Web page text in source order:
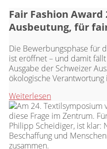
Fair Fashion Award
Ausbeutung, für
Die Bewerbungsphase für
ist eröffnet – und damit
Ausgabe der Schweizer
ökologische
Weiterlesen